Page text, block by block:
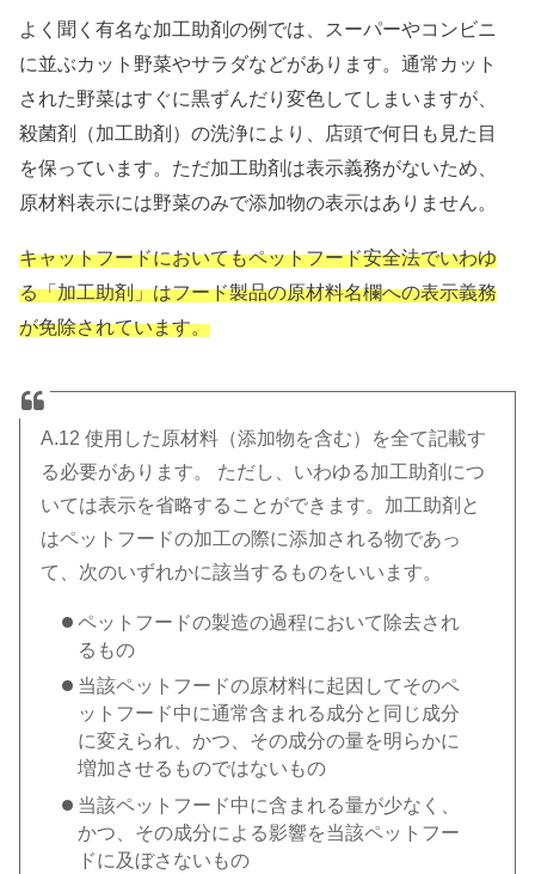
よく聞く有名な加工助剤の例では、スーパーやコンビニ
に並ぶカット野菜やサラダなどがあります。通常カット
された野菜はすぐに黒ずんだり変色してしまいますが、
殺菌剤（加工助剤）の洗浄により、店頭で何日も見た目
を保っています。ただ加工助剤は表示義務がないため、
原材料表示には野菜のみで添加物の表示はありません。
キャットフードにおいてもペットフード安全法でいわゆ
る「加工助剤」はフード製品の原材料名欄への表示義務
が免除されています。
A.12 使用した原材料（添加物を含む）を全て記載す
る必要があります。 ただし、いわゆる加工助剤につ
いては表示を省略することができます。加工助剤と
はペットフードの加工の際に添加される物であっ
て、次のいずれかに該当するものをいいます。
ペットフードの製造の過程において除去され
るもの
当該ペットフードの原材料に起因してそのペ
ットフード中に通常含まれる成分と同じ成分
に変えられ、かつ、その成分の量を明らかに
増加させるものではないもの
当該ペットフード中に含まれる量が少なく、
かつ、その成分による影響を当該ペットフー
ドに及ぼさないもの